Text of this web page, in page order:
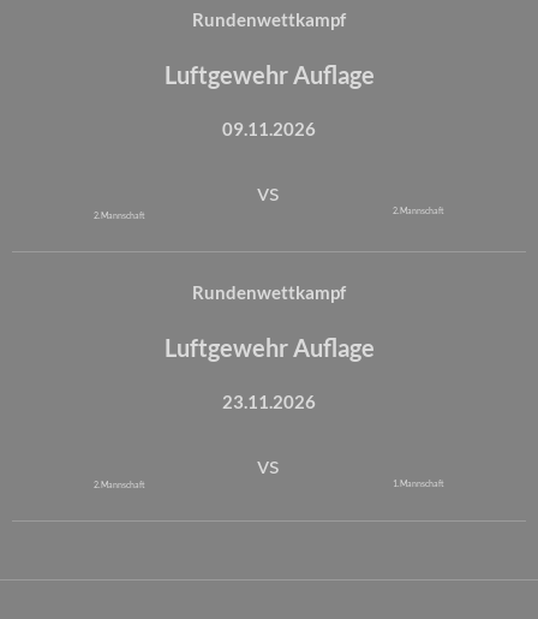
Rundenwettkampf
Luftgewehr Auflage
09.11.2026
2. Mannschaft
vs
2. Mannschaft
Rundenwettkampf
Luftgewehr Auflage
23.11.2026
2. Mannschaft
vs
1. Mannschaft